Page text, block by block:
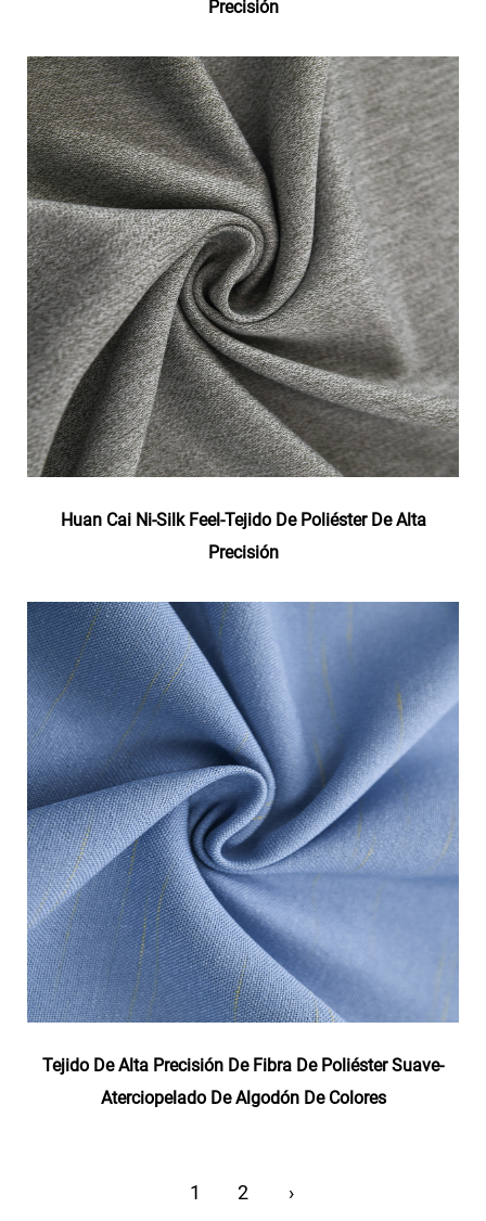
Precisión
Huan Cai Ni-Silk Feel-Tejido De Poliéster De Alta
Precisión
Tejido De Alta Precisión De Fibra De Poliéster Suave-
Aterciopelado De Algodón De Colores
1 2 ›